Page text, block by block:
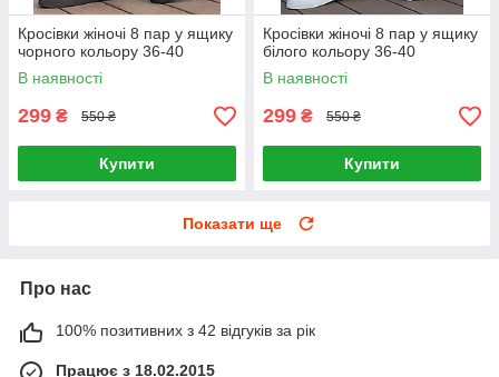
Кросівки жіночі 8 пар у ящику
чорного кольору 36-40
В наявності
299 ₴ 550 ₴
Купити
Кросівки жіночі 8 пар у ящику
білого кольору 36-40
В наявності
299 ₴ 550 ₴
Купити
Показати ще
Про нас
100% позитивних з 42 відгуків за рік
Працює з 18.02.2015